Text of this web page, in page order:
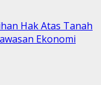
Hak Atas Tanah
Ekonomi